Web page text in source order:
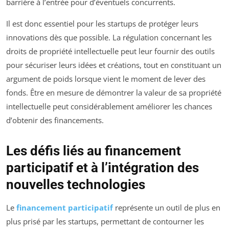
barrière à l’entrée pour d’éventuels concurrents.
Il est donc essentiel pour les startups de protéger leurs
innovations dès que possible. La régulation concernant les
droits de propriété intellectuelle peut leur fournir des outils
pour sécuriser leurs idées et créations, tout en constituant un
argument de poids lorsque vient le moment de lever des
fonds. Être en mesure de démontrer la valeur de sa propriété
intellectuelle peut considérablement améliorer les chances
d’obtenir des financements.
Les défis liés au financement
participatif et à l’intégration des
nouvelles technologies
Le financement participatifreprésente un outil de plus en
plus prisé par les startups, permettant de contourner les